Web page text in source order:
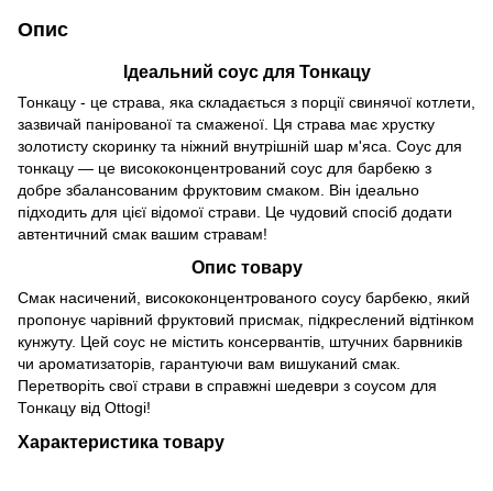
Опис
Ідеальний соус для Тонкацу
Тонкацу - це страва, яка складається з порції свинячої котлети,
зазвичай панірованої та смаженої. Ця страва має хрустку
золотисту скоринку та ніжний внутрішній шар м'яса. Соус для
тонкацу — це висококонцентрований соус для барбекю з
добре збалансованим фруктовим смаком. Він ідеально
підходить для цієї відомої страви. Це чудовий спосіб додати
автентичний смак вашим стравам!
Опис товару
Смак насичений, висококонцентрованого соусу барбекю, який
пропонує чарівний фруктовий присмак, підкреслений відтінком
кунжуту. Цей соус не містить консервантів, штучних барвників
чи ароматизаторів, гарантуючи вам вишуканий смак.
Перетворіть свої страви в справжні шедеври з соусом для
Тонкацу від Ottogi!
Характеристика товару